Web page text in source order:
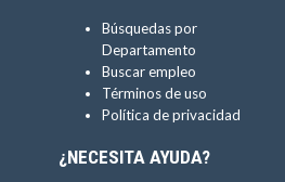
Búsquedas por
Departamento
Buscar empleo
Términos de uso
Política de privacidad
¿NECESITA AYUDA?